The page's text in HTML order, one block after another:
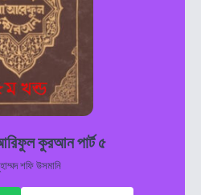
কুরআন পার্ট ৫
শফি উসমানি